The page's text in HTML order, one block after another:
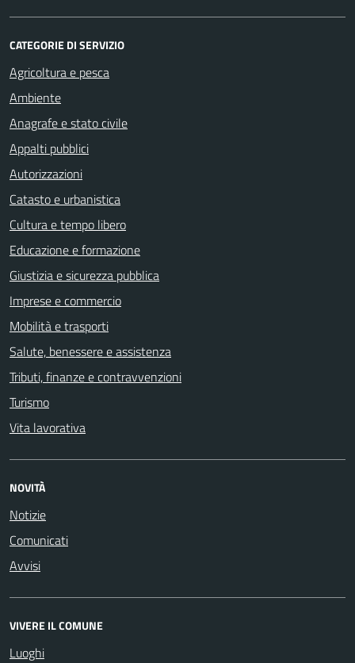
CATEGORIE DI SERVIZIO
Agricoltura e pesca
Ambiente
Anagrafe e stato civile
Appalti pubblici
Autorizzazioni
Catasto e urbanistica
Cultura e tempo libero
Educazione e formazione
Giustizia e sicurezza pubblica
Imprese e commercio
Mobilità e trasporti
Salute, benessere e assistenza
Tributi, finanze e contravvenzioni
Turismo
Vita lavorativa
NOVITÀ
Notizie
Comunicati
Avvisi
VIVERE IL COMUNE
Luoghi